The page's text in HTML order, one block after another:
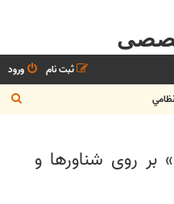
ورود
ثبت نام
س
روی شناورها و